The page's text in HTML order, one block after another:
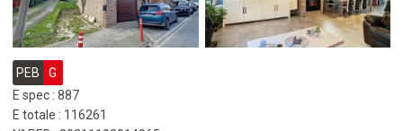
PEB
G
E spec : 887
E totale : 116261